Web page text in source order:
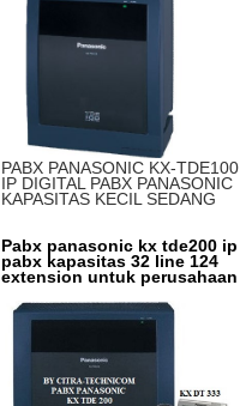
PABX PANASONIC KX-TDE100
IP DIGITAL PABX PANASONIC
KAPASITAS KECIL SEDANG
Pabx panasonic kx tde200 ip
pabx kapasitas 32 line 124
extension untuk perusahaan